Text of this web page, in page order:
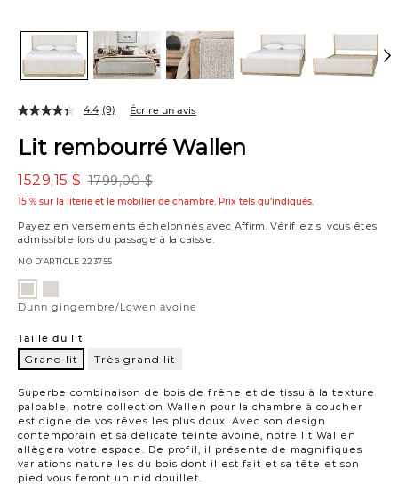
Lit rembourré Wallen
1799,00 $
1529,15 $
15 % sur la literie et le mobilier de chambre. Prix tels qu’indiqués.
Payez en versements échelonnés avec Affirm. Vérifiez si vous êtes
admissible lors du passage à la caisse.
NO D’ARTICLE 223755
Superbe combinaison de bois de frêne et de tissu à la texture
palpable, notre collection Wallen pour la chambre à coucher
est digne de vos rêves les plus doux. Avec son design
contemporain et sa delicate teinte avoine, notre lit Wallen
allègera votre espace. De profil, il présente de magnifiques
variations naturelles du bois dont il est fait et sa tête et son
pied vous feront un nid douillet.
4.4 (9) Écrire un avis
Variations
gingembre/Lowen
argile/Lowen
Dunn gingembre/Lowen avoine
Taille du lit
Grand lit Très grand lit
lit